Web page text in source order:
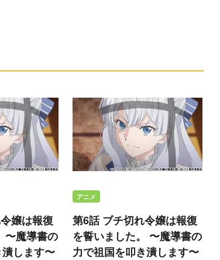
嬢は報復
〜魔導書の
します〜
アニメ
第6話 ブチ切れ令嬢は報復
を誓いました。 〜魔導書の
力で祖国を叩き潰します〜